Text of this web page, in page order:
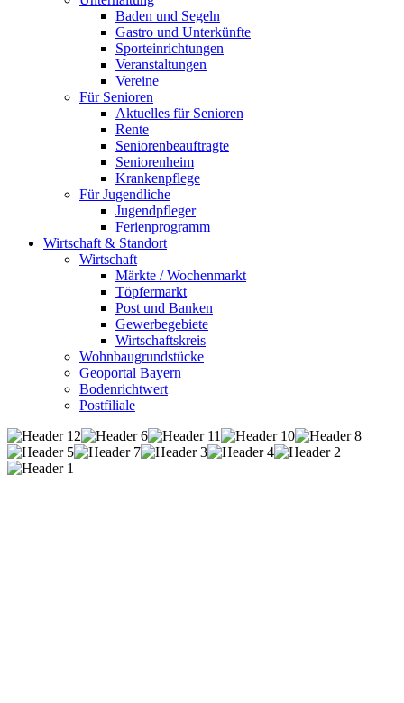
Baden und Segeln
Gastro und Unterkünfte
Sporteinrichtungen
Veranstaltungen
Vereine
Für Senioren
Aktuelles für Senioren
Rente
Seniorenbeauftragte
Seniorenheim
Krankenpflege
Für Jugendliche
Jugendpfleger
Ferienprogramm
Wirtschaft & Standort
Wirtschaft
Märkte / Wochenmarkt
Töpfermarkt
Post und Banken
Gewerbegebiete
Wirtschaftskreis
Wohnbaugrundstücke
Geoportal Bayern
Bodenrichtwert
Postfiliale